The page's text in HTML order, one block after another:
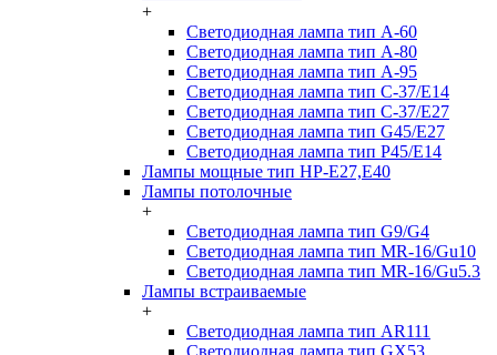
+
Светодиодная лампа тип A-60
Светодиодная лампа тип A-80
Светодиодная лампа тип A-95
Светодиодная лампа тип C-37/Е14
Светодиодная лампа тип C-37/Е27
Светодиодная лампа тип G45/E27
Светодиодная лампа тип P45/E14
Лампы мощные тип HP-E27,E40
Лампы потолочные
+
Светодиодная лампа тип G9/G4
Светодиодная лампа тип MR-16/Gu10
Светодиодная лампа тип MR-16/Gu5.3
Лампы встраиваемые
+
Светодиодная лампа тип AR111
Светодиодная лампа тип GX53